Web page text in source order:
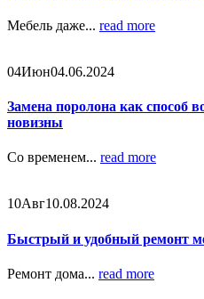
Мебель даже... read more
04Июн04.06.2024
Замена поролона как способ
новизны
Со временем... read more
10Авг10.08.2024
Быстрый и удобный ремонт
Ремонт дома... read more